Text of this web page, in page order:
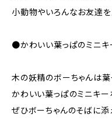
小動物やいろんなお友達
●かわいい葉っぱのミニ
木の妖精のボーちゃんは
かわいい葉っぱのミニキー
ぜひボーちゃんのそばに添